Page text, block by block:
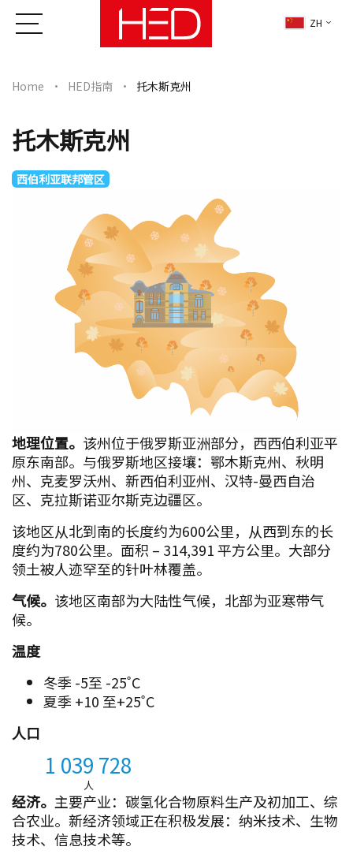
ZH
Home HED指南 托木斯克州
托木斯克州
西伯利亚联邦管区
地理位置。 该州位于俄罗斯亚洲部分，西西伯利亚平
原东南部。与俄罗斯地区接壤：鄂木斯克州、秋明
州、克麦罗沃州、新西伯利亚州、汉特-曼西自治
区、克拉斯诺亚尔斯克边疆区。
该地区从北到南的长度约为600公里，从西到东的长
度约为780公里。面积 – 314,391 平方公里。大部分
领土被人迹罕至的针叶林覆盖。
气候。 该地区南部为大陆性气候，北部为亚寒带气
候。
温度
冬季 -5至 -25˚C
夏季 +10 至+25˚C
人口
1 039 728
人
经济。 主要产业：碳氢化合物原料生产及初加工、综
合农业。新经济领域正在积极发展：纳米技术、生物
技术、信息技术等。